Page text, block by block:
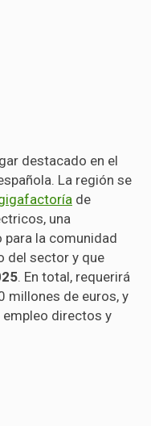
destacado en el
La región se
de
una
la comunidad
del sector y que
. En total, requerirá
millones de euros, y
directos y